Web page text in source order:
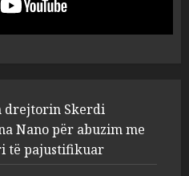
me fondet publike dhe
të pajustifikuar
Gramshi, nis
penal për Koço
(VIDEO)
27, 2025
drejtorin Skerdi
Nano për abuzim me
të pajustifikuar